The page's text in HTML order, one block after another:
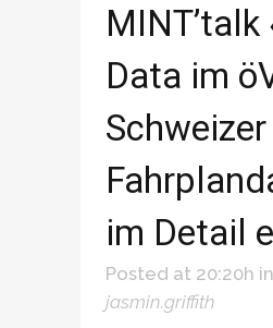
MINT’talk
Data im
Schweizer
im Detail
Posted at 20:20h in
jasmin.griffith